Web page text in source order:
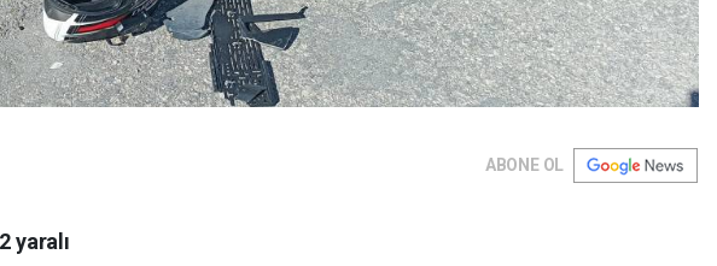
ABONE OL
yaralı